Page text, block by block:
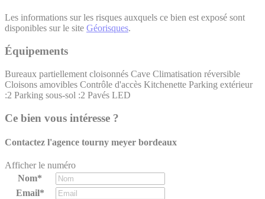
Les informations sur les risques auxquels ce bien est exposé sont
disponibles sur le site Géorisques.
Équipements
Bureaux partiellement cloisonnés Cave Climatisation réversible
Cloisons amovibles Contrôle d'accès Kitchenette Parking extérieur
:2 Parking sous-sol :2 Pavés LED
Ce bien vous intéresse ?
Contactez l'agence tourny meyer bordeaux
Afficher le numéro
Nom*
Email*